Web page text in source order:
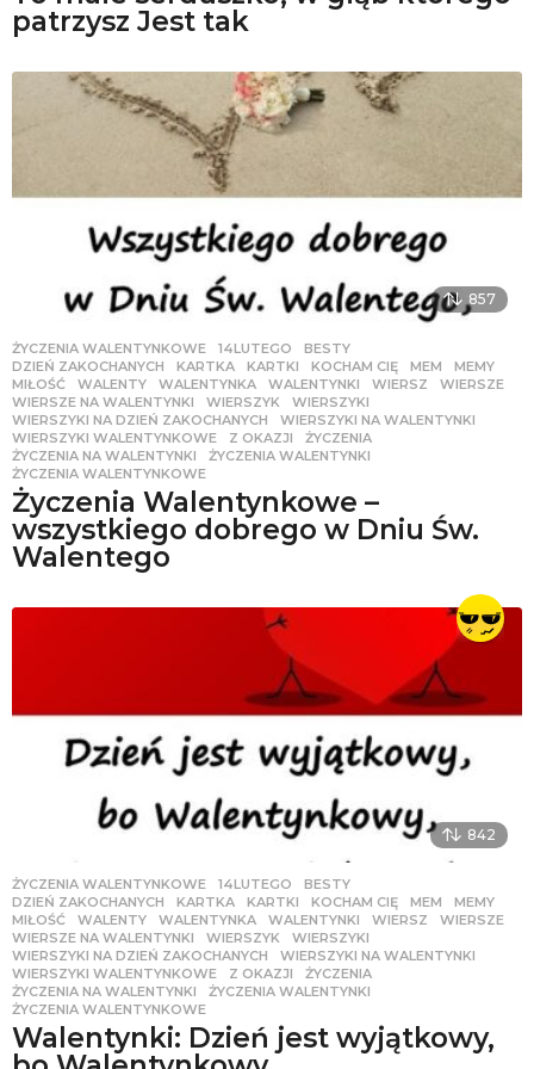
patrzysz Jest tak
857
ŻYCZENIA WALENTYNKOWE 14LUTEGO ,BESTY
DZIEŃ ZAKOCHANYCH
,KARTKA ,KARTKI ,KOCHAM CIĘ ,MEM ,MEMY
MIŁOŚĆ
,WALENTY ,WALENTYNKA ,WALENTYNKI ,WIERSZ ,WIERSZE
WIERSZE NA WALENTYNKI
,WIERSZYK ,WIERSZYKI
WIERSZYKI NA DZIEŃ ZAKOCHANYCH
,WIERSZYKI NA WALENTYNKI
WIERSZYKI WALENTYNKOWE
,Z OKAZJI ,ŻYCZENIA
ŻYCZENIA NA WALENTYNKI
,ŻYCZENIA WALENTYNKI
ŻYCZENIA WALENTYNKOWE
Życzenia Walentynkowe –
wszystkiego dobrego w Dniu Św.
Walentego
842
ŻYCZENIA WALENTYNKOWE 14LUTEGO ,BESTY
DZIEŃ ZAKOCHANYCH
,KARTKA ,KARTKI ,KOCHAM CIĘ ,MEM ,MEMY
MIŁOŚĆ
,WALENTY ,WALENTYNKA ,WALENTYNKI ,WIERSZ ,WIERSZE
WIERSZE NA WALENTYNKI
,WIERSZYK ,WIERSZYKI
WIERSZYKI NA DZIEŃ ZAKOCHANYCH
,WIERSZYKI NA WALENTYNKI
WIERSZYKI WALENTYNKOWE
,Z OKAZJI ,ŻYCZENIA
ŻYCZENIA NA WALENTYNKI
,ŻYCZENIA WALENTYNKI
ŻYCZENIA WALENTYNKOWE
Walentynki: Dzień jest wyjątkowy,